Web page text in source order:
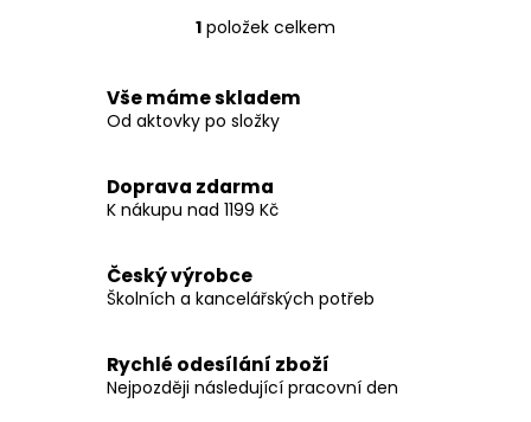
O
l
á
d
c
í
v
y
v
ý
1 položek celkem
Vše máme skladem
Od aktovky po složky
Doprava zdarma
K nákupu nad 1199 Kč
Český výrobce
Školních a kancelářských potřeb
Rychlé odesílání zboží
Nejpozději následující pracovní den